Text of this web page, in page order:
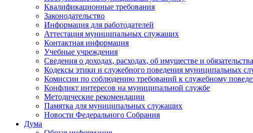
Квалификационные требования
Законодательство
Информация для работодателей
Аттестация муниципальных служащих
Контактная информация
Учебные учреждения
Сведения о доходах, расходах, об имуществе и
Кодексы этики и служебного поведения муниципальных
Комиссии по соблюдению требований к служебному
Конфликт интересов на муниципальной службе
Методические рекомендации
Памятка для муниципальных служащих
Новости Федерального Cобрания
Дума